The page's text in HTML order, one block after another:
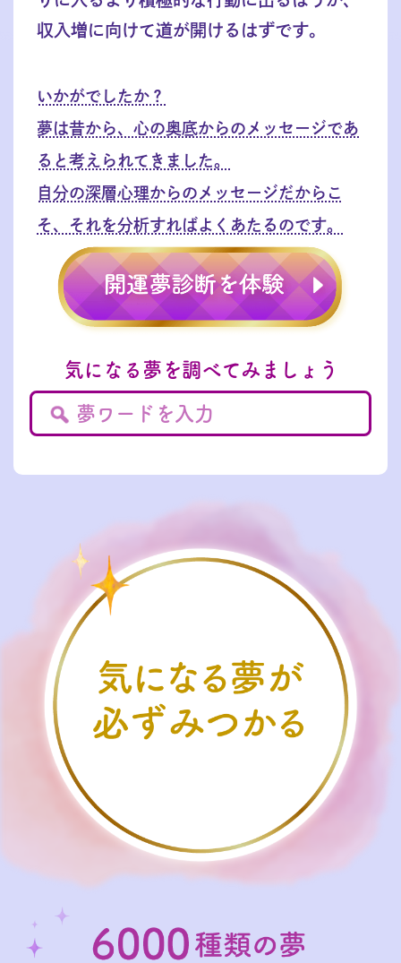
収入増に向けて道が開けるはずです。
いかがでしたか？
夢は昔から、心の奥底からのメッセージであ
ると考えられてきました。
自分の深層心理からのメッセージだからこ
そ、それを分析すればよくあたるのです。
気になる夢を調べてみましょう